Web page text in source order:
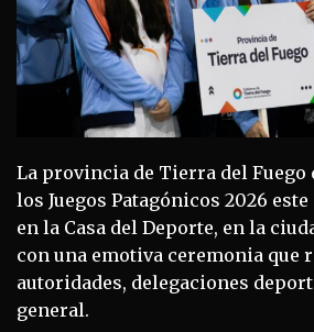
La provincia de Tierra del
los Juegos Patagónicos 2026
en la Casa del Deporte, en la
con una emotiva ceremonia que
autoridades, delegaciones
general.